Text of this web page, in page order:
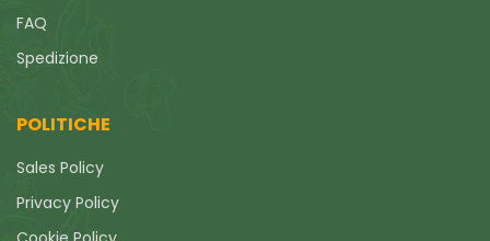
FAQ
Spedizione
POLITICHE
Sales Policy
Privacy Policy